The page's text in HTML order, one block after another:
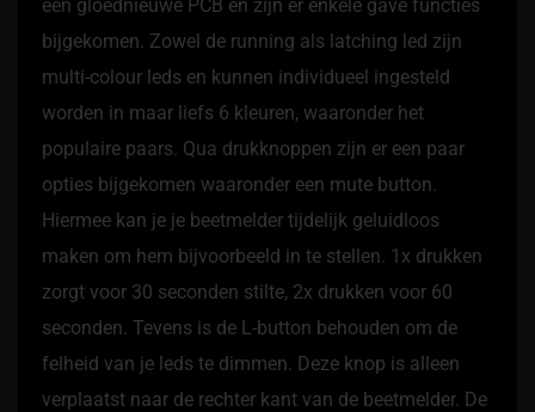
een gloednieuwe PCB en zijn er enkele gave functies
bijgekomen. Zowel de running als latching led zijn
multi-colour leds en kunnen individueel ingesteld
worden in maar liefs 6 kleuren, waaronder het
populaire paars. Qua drukknoppen zijn er een paar
opties bijgekomen waaronder een mute button.
Hiermee kan je je beetmelder tijdelijk geluidloos
maken om hem bijvoorbeeld in te stellen. 1x drukken
zorgt voor 30 seconden stilte, 2x drukken voor 60
seconden. Tevens is de L-button behouden om de
felheid van je leds te dimmen. Deze knop is alleen
verplaatst naar de rechter kant van de beetmelder. De